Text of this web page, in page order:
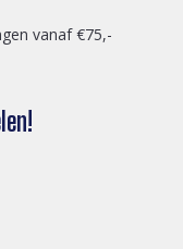
vanaf €75,-